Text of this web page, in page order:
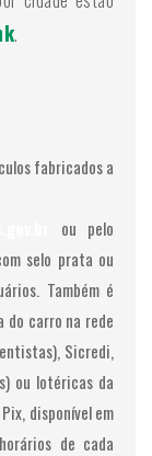
.
fabricados a
ou pelo
selo prata ou
Também é
do carro na rede
Sicredi,
ou lotéricas da
disponível em
de cada